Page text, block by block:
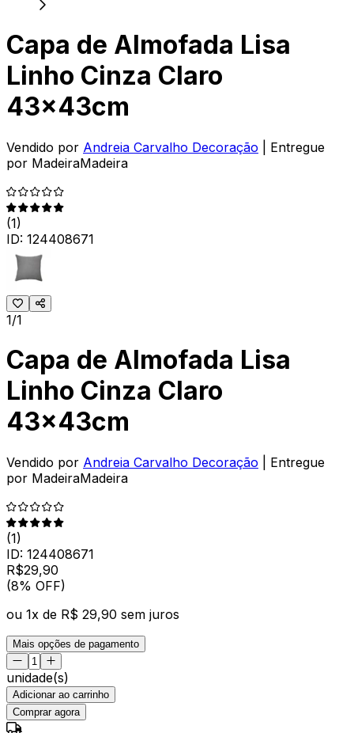
Capa de Almofada Lisa
Linho Cinza Claro
43x43cm
Vendido por Andreia Carvalho Decoração
| Entregue
por MadeiraMadeira
(1)
ID: 124408671
1/1
Capa de Almofada Lisa
Linho Cinza Claro
43x43cm
Vendido por Andreia Carvalho Decoração
| Entregue
por MadeiraMadeira
(1)
ID: 124408671
R$29,90
(8% OFF)
ou 1x de R$ 29,90 sem juros
Mais opções de pagamento
unidade(s)
Adicionar ao carrinho
Comprar agora